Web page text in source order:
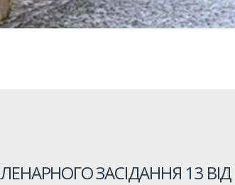
ЗАСІДАННЯ 13 ВІД